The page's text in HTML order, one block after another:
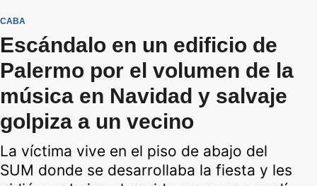
CABA
Escándalo en un edificio de
Palermo por el volumen de la
música en Navidad y salvaje
golpiza a un vecino
La víctima vive en el piso de abajo del
SUM donde se desarrollaba la fiesta y les